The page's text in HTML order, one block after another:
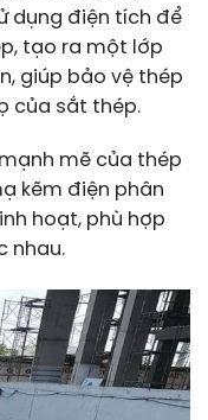
dụng điện tích để
tạo ra một lớp
giúp bảo vệ thép
của sắt thép.
mẽ của thép
kẽm điện phân
hoạt, phù hợp
nhau.